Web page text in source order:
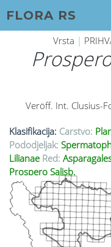
FLORA RS
Vrsta |
Veröff. Int. Clusius-
Klasifikacija: Carstvo:
Pododjeljak:
Lilianae Red:
Prospero Salisb.